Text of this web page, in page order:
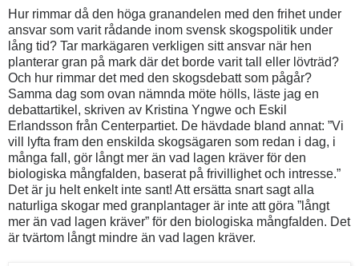
Hur rimmar då den höga granandelen med den frihet under
ansvar som varit rådande inom svensk skogspolitik under
lång tid? Tar markägaren verkligen sitt ansvar när hen
planterar gran på mark där det borde varit tall eller lövträd?
Och hur rimmar det med den skogsdebatt som pågår?
Samma dag som ovan nämnda möte hölls, läste jag en
debattartikel, skriven av Kristina Yngwe och Eskil
Erlandsson från Centerpartiet. De hävdade bland annat: ”Vi
vill lyfta fram den enskilda skogsägaren som redan i dag, i
många fall, gör långt mer än vad lagen kräver för den
biologiska mångfalden, baserat på frivillighet och intresse.”
Det är ju helt enkelt inte sant! Att ersätta snart sagt alla
naturliga skogar med granplantager är inte att göra ”långt
mer än vad lagen kräver” för den biologiska mångfalden. Det
är tvärtom långt mindre än vad lagen kräver.